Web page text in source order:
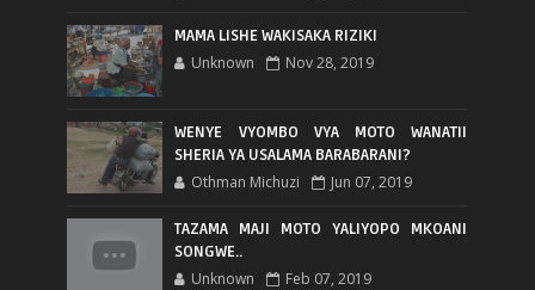
MAMA LISHE WAKISAKA RIZIKI
Unknown Nov 28, 2019
WENYE VYOMBO VYA MOTO WANATII
SHERIA YA USALAMA BARABARANI?
Othman Michuzi Jun 07, 2019
TAZAMA MAJI MOTO YALIYOPO MKOANI
SONGWE..
Unknown Feb 07, 2019